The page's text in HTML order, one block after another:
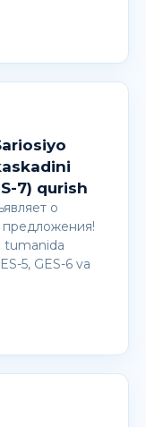
7) qurish
о
tumanida
5, GES-6 va